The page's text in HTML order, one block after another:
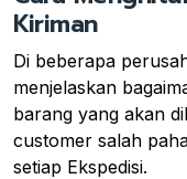
Kiriman
Di beberapa
menjelaskan
barang yang akan
customer salah
setiap Ekspedisi.